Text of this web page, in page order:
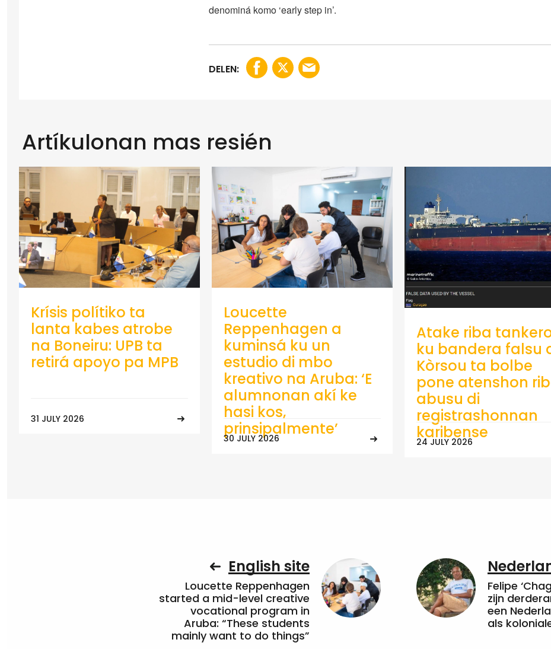
denominá komo ‘early step in’.
DELEN:
Artíkulonan mas resién
Krísis polítiko ta
lanta kabes atrobe
na Boneiru: UPB ta
retirá apoyo pa MPB
31 JULY 2026
Loucette
Reppenhagen a
kuminsá ku un
estudio di mbo
kreativo na Aruba: ‘E
alumnonan akí ke
hasi kos,
prinsipalmente’
30 JULY 2026
Atake riba
ku bandera falsu
Kòrsou ta bolbe
pone atenshon
abusu di
registrashonnan
karibense
24 JULY 2026
English site
Loucette Reppenhagen
started a mid-level creative
vocational program in
Aruba: “These students
mainly want to do things”
Felipe
zijn
een
als